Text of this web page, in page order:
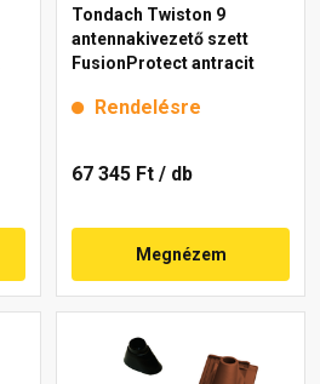
Tondach Twiston 9
antennakivezető szett
FusionProtect antracit
Rendelésre
67 345 Ft / db
Megnézem